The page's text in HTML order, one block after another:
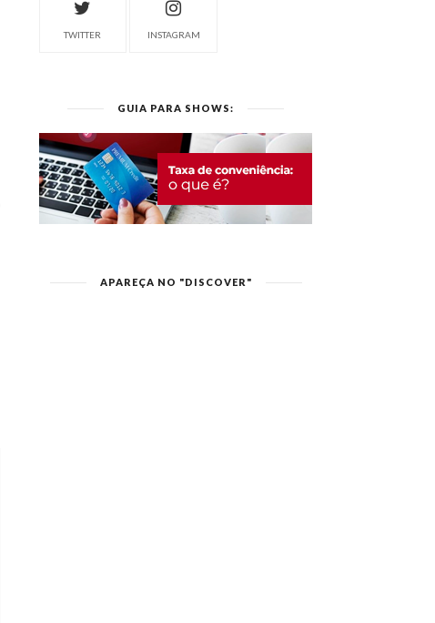
TWITTER INSTAGRAM
GUIA PARA SHOWS:
APAREÇA NO "DISCOVER"